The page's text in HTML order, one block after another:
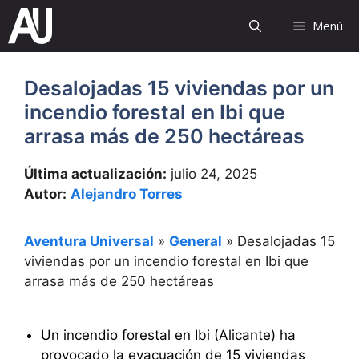
Saltar
contenido
Menú
Desalojadas 15 viviendas por un
incendio forestal en Ibi que
arrasa más de 250 hectáreas
Última actualización: julio 24, 2025
Autor: Alejandro Torres
Aventura Universal » General » Desalojadas 15
viviendas por un incendio forestal en Ibi que
arrasa más de 250 hectáreas
Un incendio forestal en Ibi (Alicante) ha
provocado la evacuación de 15 viviendas